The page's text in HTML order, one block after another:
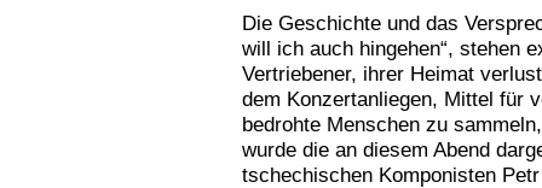
Die Geschichte und das
will ich auch hingehen“, stehen
Vertriebener, ihrer Heimat
dem Konzertanliegen, Mittel für
bedrohte Menschen zu
wurde die an diesem Abend
tschechischen Komponisten